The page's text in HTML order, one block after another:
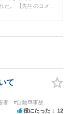
た。 【先生のコメ
に問題がないにも
て
者 #自動車事故
役にたった 12